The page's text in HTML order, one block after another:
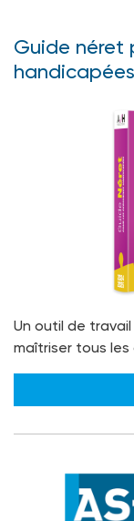
Guide néret
handicapées
Un outil de
maîtriser tous les